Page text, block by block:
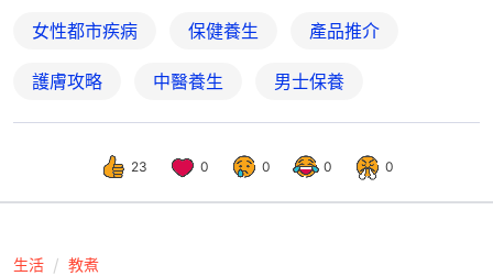
女性都市疾病 保健養生 產品推介
護膚攻略 中醫養生 男士保養
23 0 0 0 0
生活 教煮